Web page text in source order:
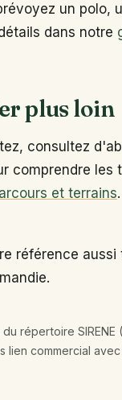
un polo,
dans notre
plus loin
consultez
comprendre
et terrains
référence
répertoire
lien commercial